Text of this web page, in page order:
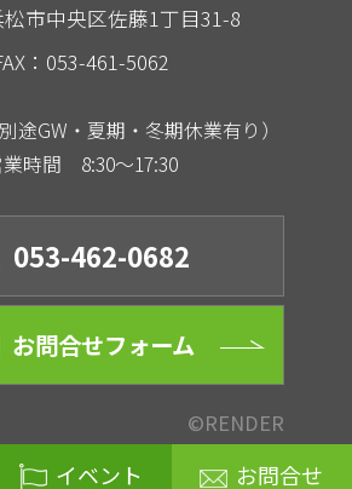
市中央区佐藤1丁目31-8
：053-461-5062
途GW・夏期・冬期休業有り）
業時間 8:30～17:30
053-462-0682
お問合せフォーム
©RENDER
イベント お問合せ